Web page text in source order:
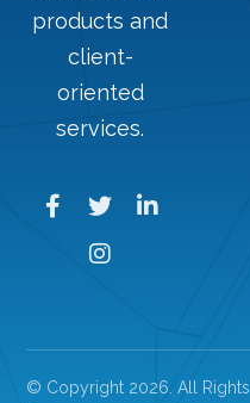
products and
client-
oriented
services.
© Copyright 2026. All Rights